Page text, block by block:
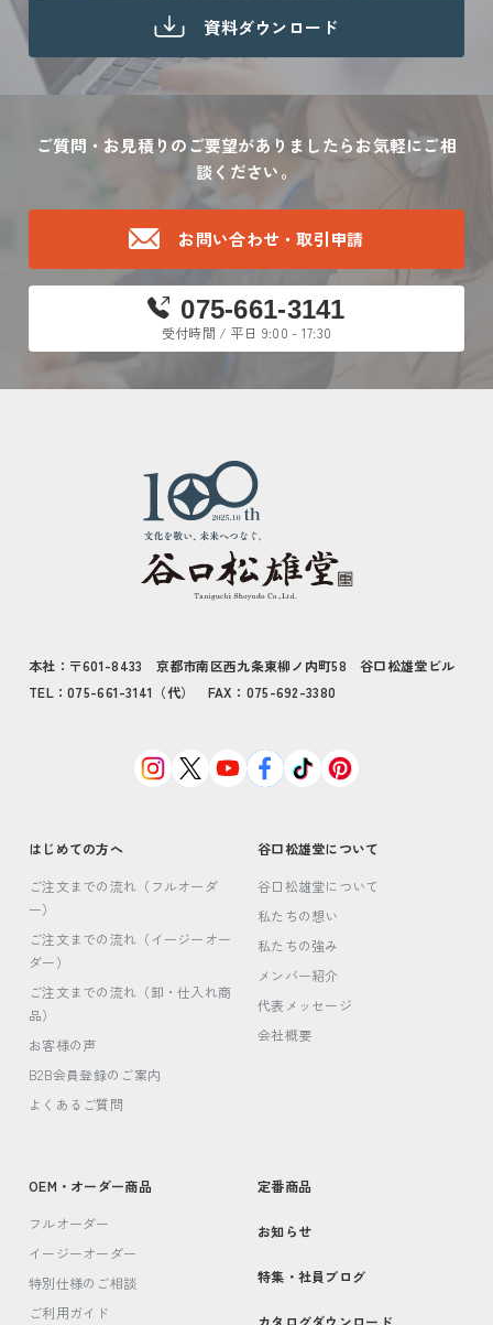
資料ダウンロード
ご質問・お見積りのご要望がありましたらお気軽にご相
談ください。
お問い合わせ・取引申請
075-661-3141
受付時間 / 平日 9:00 - 17:30
本社：〒601-8433 京都市南区西九条東柳ノ内町58 谷口松雄堂ビル
TEL：075-661-3141（代） FAX：075-692-3380
はじめての方へ
ご注文までの流れ（フルオーダ
ー）
ご注文までの流れ（イージーオー
ダー）
ご注文までの流れ（卸・仕入れ商
品）
お客様の声
B2B会員登録のご案内
よくあるご質問
谷口松雄堂について
谷口松雄堂について
私たちの想い
私たちの強み
メンバー紹介
代表メッセージ
会社概要
OEM・オーダー商品
フルオーダー
イージーオーダー
特別仕様のご相談
ご利用ガイド
定番商品
お知らせ
特集・社員ブログ
カタログダウンロード